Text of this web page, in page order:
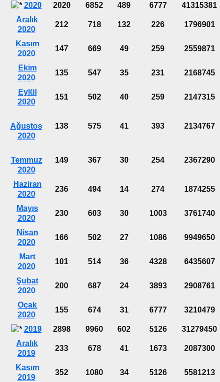
2020 2020 6852 489 6777
41315381
Aralık
2020
212 718 132 226 1796901
Kasım
2020
147 669 49 259 2559871
Ekim
2020
135 547 35 231 2168745
Eylül
2020
151 502 40 259 2147315
Ağustos
2020
138 575 41 393 2134767
Temmuz
2020
149 367 30 254 2367290
Haziran
2020
236 494 14 274 1874255
Mayıs
2020
230 603 30 1003 3761740
Nisan
2020
166 502 27 1086 9949650
Mart
2020
101 514 36 4328 6435607
Şubat
2020
200 687 24 3893 2908761
Ocak
2020
155 674 31 6777 3210479
2019 2898 9960 602 5126
31279450
Aralık
2019
233 678 41 1673 2087300
Kasım
2019
352 1080 34 5126 5581213